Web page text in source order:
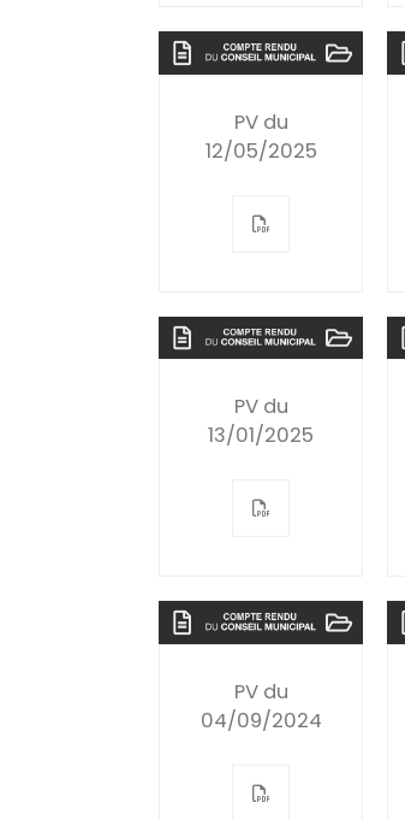
PV du
12/05/2025
PV du
13/01/2025
PV du
04/09/2024